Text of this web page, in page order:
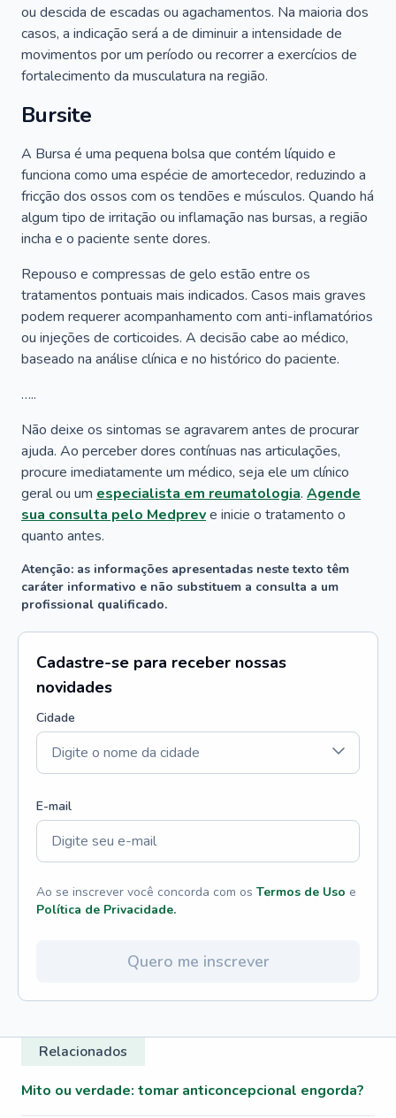
ou descida de escadas ou agachamentos. Na maioria dos
casos, a indicação será a de diminuir a intensidade de
movimentos por um período ou recorrer a exercícios de
fortalecimento da musculatura na região.
Bursite
A Bursa é uma pequena bolsa que contém líquido e
funciona como uma espécie de amortecedor, reduzindo a
fricção dos ossos com os tendões e músculos. Quando há
algum tipo de irritação ou inflamação nas bursas, a região
incha e o paciente sente dores.
Repouso e compressas de gelo estão entre os
tratamentos pontuais mais indicados. Casos mais graves
podem requerer acompanhamento com anti-inflamatórios
ou injeções de corticoides. A decisão cabe ao médico,
baseado na análise clínica e no histórico do paciente.
…..
Não deixe os sintomas se agravarem antes de procurar
ajuda. Ao perceber dores contínuas nas articulações,
procure imediatamente um médico, seja ele um clínico
geral ou um especialista em reumatologia. Agende
sua consulta pelo Medpreve inicie o tratamento o
quanto antes.
Atenção: as informações apresentadas neste texto têm
caráter informativo e não substituem a consulta a um
profissional qualificado.
Cadastre-se para receber nossas
novidades
Cidade
E-mail
Ao se inscrever você concorda com os Termos de Uso e
Política de Privacidade.
Quero me inscrever
Relacionados
Mito ou verdade: tomar anticoncepcional engorda?